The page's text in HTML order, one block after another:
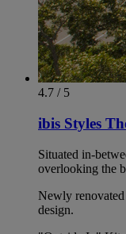
4.7 / 5
ibis Styles
Situated in-
overlooking the
Newly
design.